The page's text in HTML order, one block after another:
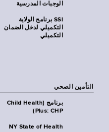
الوجبات المدرسية
SSI برنامج الولاية
التكميلي لدخل الضمان
التكميلي
التأمين الصحي
برنامج (Child Health
Plus: CHP)
NY State of Health